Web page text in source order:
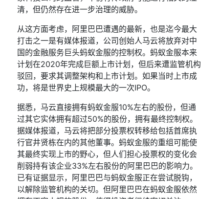
清，但仍然存在进一步治理的威胁。
从这方面考虑，阿里巴巴遭遇的最新，也是迄今最大
打击之一是有媒体报道，公司创始人马云将放弃对中
国的金融服务巨头蚂蚁金服的控制权。蚂蚁金服本来
计划在2020年完成巨额上市计划，但后来遭监管机构
驳回，要求其调整架构和上市计划。如果当时上市成
功，将是世界史上规模最大的一次IPO。
据悉，马云直接拥有蚂蚁金服10%左右的股份，但通
过其它实体拥有超过50%的股份，拥有最终控制权。
据媒体报道，马云将把部分投票权转移给包括首席执
行官井贤栋在内的其他董事。蚂蚁金服的重组可能使
其最终实现上市的野心，但人们担心投票权的变化会
削弱持有该企业33%左右股份的阿里巴巴的影响力。
已有证据显示，阿里巴巴与蚂蚁金服正在尝试脱钩，
以解除监管机构的关切。但阿里巴巴在蚂蚁金服依然